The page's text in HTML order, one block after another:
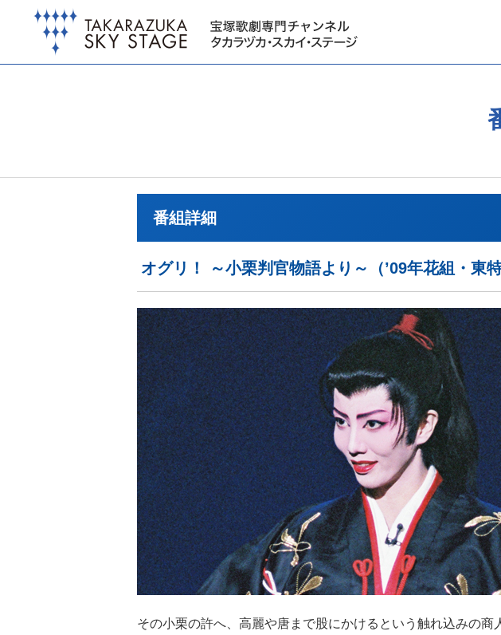
番組詳細
オグリ！ ～小栗判官物語より～（’09年花組・東特
その小栗の許へ、高麗や唐まで股にかけるという触れ込みの